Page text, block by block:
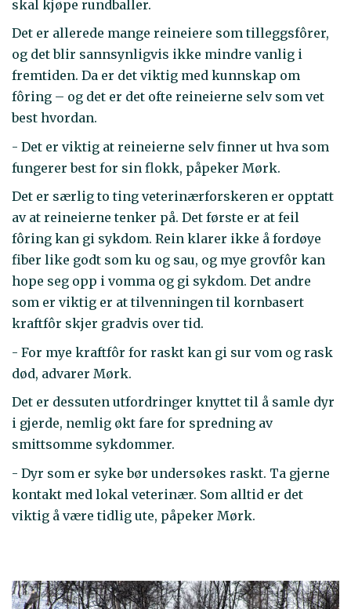
skal kjøpe rundballer.
Det er allerede mange reineiere som tilleggsfôrer,
og det blir sannsynligvis ikke mindre vanlig i
fremtiden. Da er det viktig med kunnskap om
fôring – og det er det ofte reineierne selv som vet
best hvordan.
- Det er viktig at reineierne selv finner ut hva som
fungerer best for sin flokk, påpeker Mørk.
Det er særlig to ting veterinærforskeren er opptatt
av at reineierne tenker på. Det første er at feil
fôring kan gi sykdom. Rein klarer ikke å fordøye
fiber like godt som ku og sau, og mye grovfôr kan
hope seg opp i vomma og gi sykdom. Det andre
som er viktig er at tilvenningen til kornbasert
kraftfôr skjer gradvis over tid.
- For mye kraftfôr for raskt kan gi sur vom og rask
død, advarer Mørk.
Det er dessuten utfordringer knyttet til å samle dyr
i gjerde, nemlig økt fare for spredning av
smittsomme sykdommer.
- Dyr som er syke bør undersøkes raskt. Ta gjerne
kontakt med lokal veterinær. Som alltid er det
viktig å være tidlig ute, påpeker Mørk.